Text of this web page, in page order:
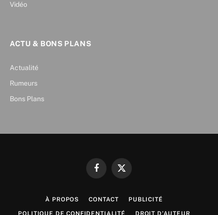
Vidéo
ACTU & BONS PLANS
Actualité
Rumeurs
Bons Plans
FacebookX
À PROPOS CONTACT PUBLICITÉ
POLITIQUE DE CONFIDENTIALITÉ DROIT D’AUTEUR